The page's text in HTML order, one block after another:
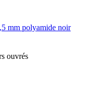
mm polyamide noir
ouvrés